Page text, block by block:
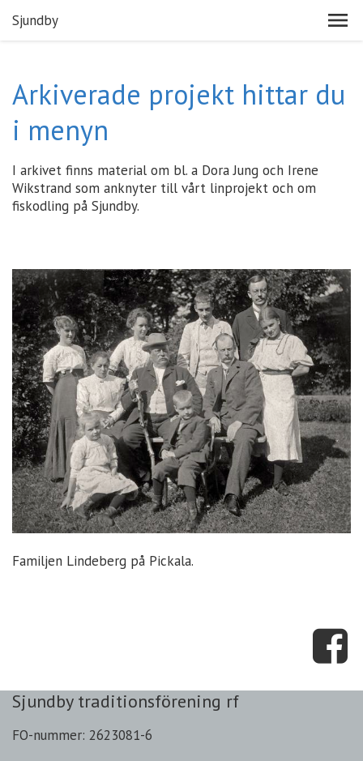
Sjundby
Arkiverade projekt hittar du
i menyn
I arkivet finns material om bl. a Dora Jung och Irene
Wikstrand som anknyter till vårt linprojekt och om
fiskodling på Sjundby.
Familjen Lindeberg på Pickala.
Sjundby traditionsförening rf
FO-nummer: 2623081-6